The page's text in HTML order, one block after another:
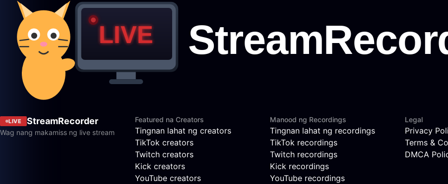
LIVE StreamRecorder
Wag nang makamiss ng live stream
Featured na Creators
Tingnan lahat ng creators
TikTok creators
Twitch creators
Kick creators
YouTube creators
Manood ng Recordings
Tingnan lahat ng recordings
TikTok recordings
Twitch recordings
Kick recordings
YouTube recordings
Legal
Privacy
Terms &
DMCA